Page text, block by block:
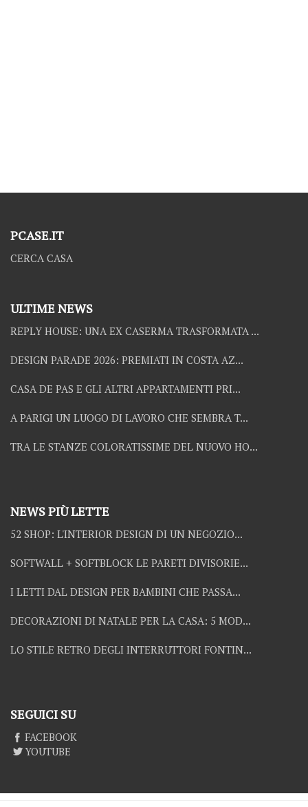
PCASE.IT
CERCA CASA
ULTIME NEWS
REPLY HOUSE: UNA EX CASERMA TRASFORMATA ...
DESIGN PARADE 2026: PREMIATI IN COSTA AZ...
CASA DE PAS E GLI ALTRI APPARTAMENTI PRI...
A PARIGI UN LUOGO DI LAVORO CHE SEMBRA T...
TRA LE STANZE COLORATISSIME DEL NUOVO HO...
NEWS PIÙ LETTE
52 SHOP: L'INTERIOR DESIGN DI UN NEGOZIO...
SOFTWALL + SOFTBLOCK LE PARETI DIVISORIE...
I LETTI DAL DESIGN PER BAMBINI CHE PASSA...
DECORAZIONI DI NATALE PER LA CASA: 5 MOD...
LO STILE RETRO DEGLI INTERRUTTORI FONTIN...
SEGUICI SU
FACEBOOK
YOUTUBE